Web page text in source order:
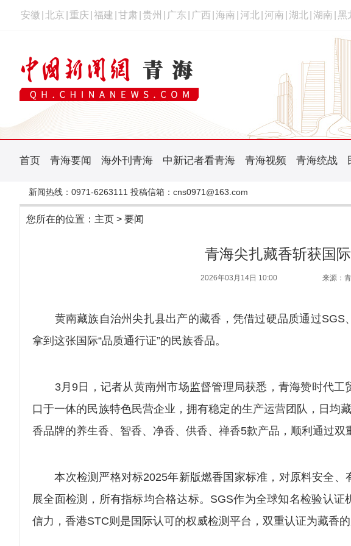
安徽 北京 重庆 福建 甘肃 贵州 广东 广西 海南 河北 河南 湖北 湖南 黑
首页 青海要闻 海外刊青海 中新记者看青海 青海视频 青海统战
新闻热线：0971-6263111 投稿信箱：cns0971@163.com
您所在的位置： 主页 > 要闻
青海尖扎藏香斩获国
2026年03月14日 10:00 来源：
黄南藏族自治州尖扎县出产的藏香，凭借过硬品质通过SGS
拿到这张国际“品质通行证”的民族香品。
3月9日，记者从黄南州市场监督管理局获悉，青海赞时代工
口于一体的民族特色民营企业，拥有稳定的生产运营团队，日均
香品牌的养生香、智香、净香、供香、禅香5款产品，顺利通过双
本次检测严格对标2025年新版燃香国家标准，对原料安全、
展全面检测，所有指标均合格达标。SGS作为全球知名检验认
信力，香港STC则是国际认可的权威检测平台，双重认证为藏香